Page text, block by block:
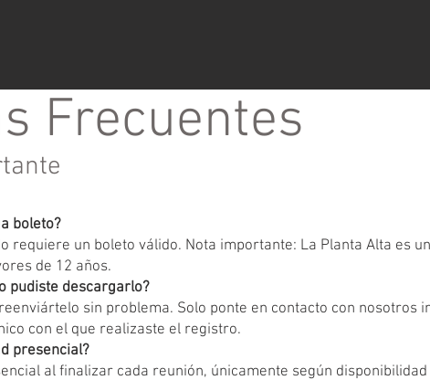
Frecuentes
boleto?
requiere un boleto válido. Nota importante: La Planta Alta es
de 12 años.
pudiste descargarlo?
sin problema. Solo ponte en contacto con nosotros
con el que realizaste el registro.
presencial?
al finalizar cada reunión, únicamente según